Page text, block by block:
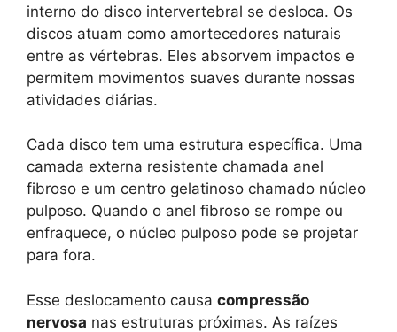
interno do disco intervertebral se desloca. Os
discos atuam como amortecedores naturais
entre as vértebras. Eles absorvem impactos e
permitem movimentos suaves durante nossas
atividades diárias.
Cada disco tem uma estrutura específica. Uma
camada externa resistente chamada anel
fibroso e um centro gelatinoso chamado núcleo
pulposo. Quando o anel fibroso se rompe ou
enfraquece, o núcleo pulposo pode se projetar
para fora.
Esse deslocamento causa compressão
nervosa nas estruturas próximas. As raízes